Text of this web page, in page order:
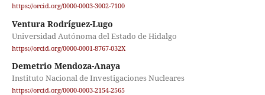
https://orcid.org/0000-0003-3002-7100
Ventura Rodríguez-Lugo
Universidad Autónoma del Estado de Hidalgo
https://orcid.org/0000-0001-8767-032X
Demetrio Mendoza-Anaya
Instituto Nacional de Investigaciones Nucleares
https://orcid.org/0000-0003-2154-2565